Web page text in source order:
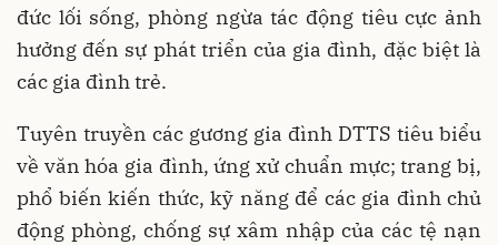
đức lối sống, phòng ngừa tác động tiêu cực ảnh
hưởng đến sự phát triển của gia đình, đặc biệt là
các gia đình trẻ.
Tuyên truyền các gương gia đình DTTS tiêu biểu
về văn hóa gia đình, ứng xử chuẩn mực; trang bị,
phổ biến kiến thức, kỹ năng để các gia đình chủ
động phòng, chống sự xâm nhập của các tệ nạn